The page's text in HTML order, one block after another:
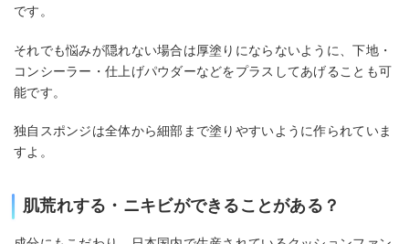
です。
それでも悩みが隠れない場合は厚塗りにならないように、下地・
コンシーラー・仕上げパウダーなどをプラスしてあげることも可
能です。
独自スポンジは全体から細部まで塗りやすいように作られていま
すよ。
肌荒れする・ニキビができることがある？